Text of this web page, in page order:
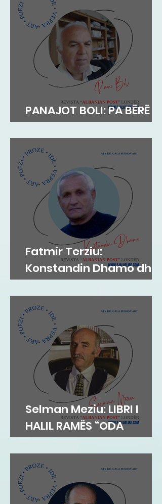
PANAJOT BOLI: PA BËRË
MEKAT...
Fatmir Terziu:
Konstandin Dhamo dhe
diksursi i variacionit
Selman Meziu: LIBRI I
HALIL RAMËS “ODA
DIBRANE”